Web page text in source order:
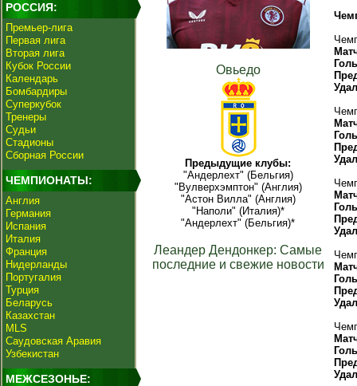
РОССИЯ:
Премьер-лига
Первая лига
Вторая лига
Кубок России
Календарь
Бомбардиры
Суперкубок
Тренеры
Судьи
Стадионы
Сборная России
ЧЕМПИОНАТЫ:
Англия
Германия
Испания
Италия
Франция
Нидерланды
Португалия
Турция
Беларусь
Казахстан
MLS
Саудовская Аравия
Узбекистан
МЕЖСЕЗОНЬЕ:
Овьедо
Предыдущие клубы:
"Андерлехт" (Бельгия)
"Вулверхэмптон" (Англия)
"Астон Вилла" (Англия)
"Наполи" (Италия)*
"Андерлехт" (Бельгия)*
Леандер Дендонкер: Самые
последние и свежие новости